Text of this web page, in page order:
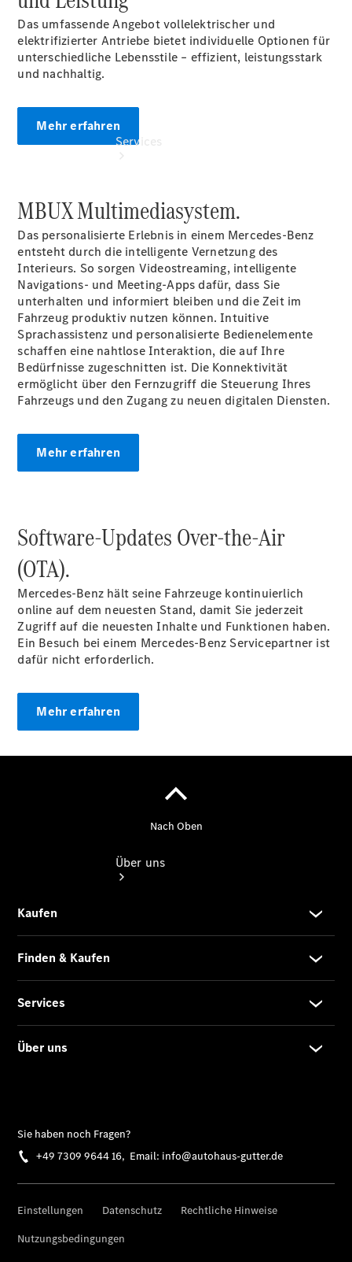
Services
Übersicht
Serviceangebote
Reifen &
Kompletträder
Teile &
Zubehör
Pannen- &
Schadenhilfe
Reparatur &
Rückrufe &
Umrüstungen
Rücknahme
beim
Gebrauchtwagenkauf
Service für
Reisemobile
Gebrauchtwagensuche
Gebrauchtwagen
Finanzdienste
Extras
Über uns
Servicetermin
vereinbaren
Kontaktformular
Die Historie
von
Autohaus
Das umfassende Angebot vollelektrischer und
elektrifizierter Antriebe bietet individuelle Optionen für
unterschiedliche Lebensstile – effizient, leistungsstark
und nachhaltig.
Mehr erfahren
MBUX Multimediasystem.
Das personalisierte Erlebnis in einem Mercedes-Benz
entsteht durch die intelligente Vernetzung des
Interieurs. So sorgen Videostreaming, intelligente
Navigations- und Meeting-Apps dafür, dass Sie
unterhalten und informiert bleiben und die Zeit im
Fahrzeug produktiv nutzen können. Intuitive
Sprachassistenz und personalisierte Bedienelemente
schaffen eine nahtlose Interaktion, die auf Ihre
Bedürfnisse zugeschnitten ist. Die Konnektivität
ermöglicht über den Fernzugriff die Steuerung Ihres
Fahrzeugs und den Zugang zu neuen digitalen Diensten.
Mehr erfahren
Software-Updates Over-the-Air
(OTA).
Mercedes-Benz hält seine Fahrzeuge kontinuierlich
online auf dem neuesten Stand, damit Sie jederzeit
Zugriff auf die neuesten Inhalte und Funktionen haben.
Ein Besuch bei einem Mercedes-Benz Servicepartner ist
dafür nicht erforderlich.
Mehr erfahren